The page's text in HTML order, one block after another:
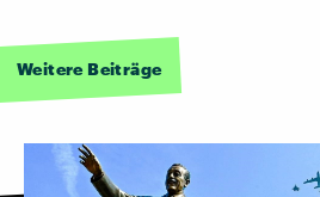
Weitere Beiträge